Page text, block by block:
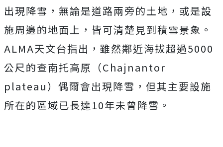
出現降雪，無論是道路兩旁的土地，或是設
施周邊的地面上，皆可清楚見到積雪景象。
ALMA天文台指出，雖然鄰近海拔超過5000
公尺的查南托高原（Chajnantor
plateau）偶爾會出現降雪，但其主要設施
所在的區域已長達10年未曾降雪。